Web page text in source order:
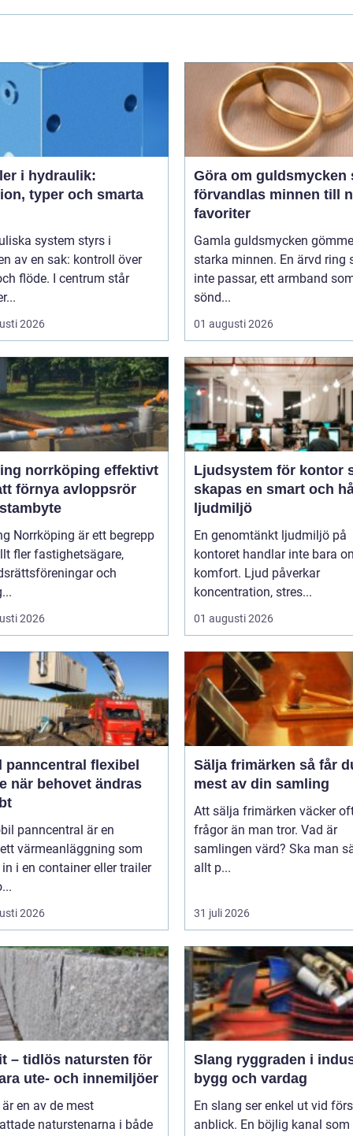
i hydraulik:
typer och smarta
system styrs i
av en sak: kontroll över
flöde. I centrum står
2026
Göra om guldsmycken så
förvandlas minnen till
favoriter
Gamla guldsmycken
starka minnen. En ärvd ring
inte passar, ett armband
sönd...
01 augusti 2026
norrköping effektivt
förnya avloppsrör
Norrköping är ett begrepp
fler fastighetsägare,
och
2026
Ljudsystem för kontor så
skapas en smart och
ljudmiljö
En genomtänkt ljudmiljö på
kontoret handlar inte bara
komfort. Ljud påverkar
koncentration, stres...
01 augusti 2026
flexibel
när behovet ändras
panncentral är en
värmeanläggning som
i en container eller trailer
2026
Sälja frimärken så får du ut
mest av din samling
Att sälja frimärken väcker
frågor än man tror. Vad är
samlingen värd? Ska man
allt p...
31 juli 2026
– tidlös natursten för
ute- och innemiljöer
en av de mest
naturstenarna i både
Slang ryggraden i industri,
bygg och vardag
En slang ser enkel ut vid
anblick. En böjlig kanal